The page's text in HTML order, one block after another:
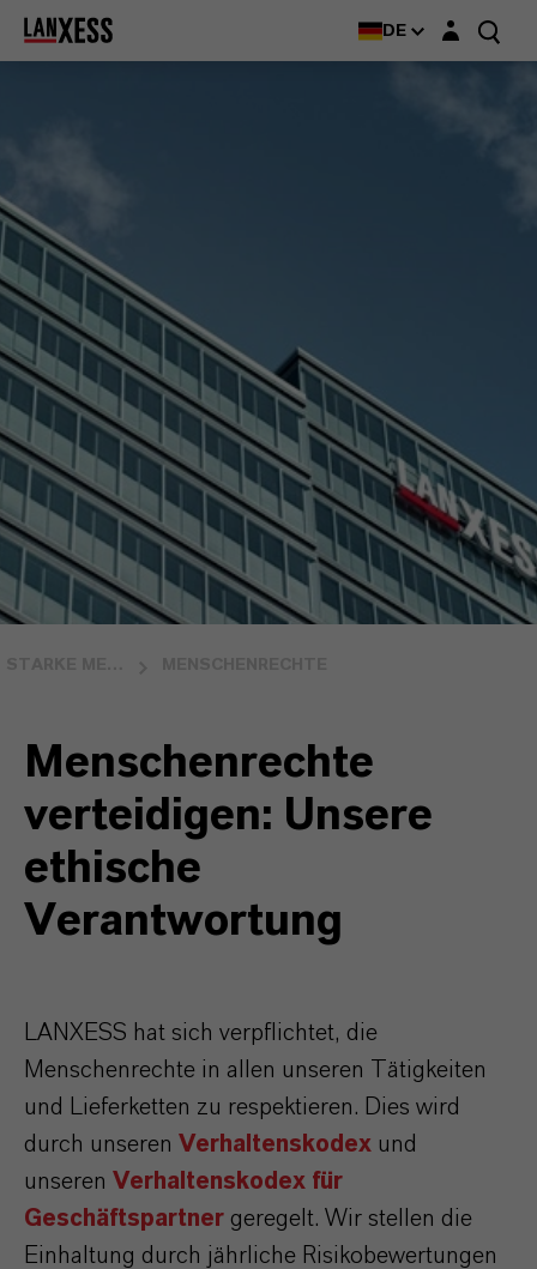
DE Login-Maske
Menschenrechte
verteidigen: Unsere
ethische
Verantwortung
LANXESS hat sich verpflichtet, die
Menschenrechte in allen unseren Tätigkeiten
und Lieferketten zu respektieren. Dies wird
durch unseren Verhaltenskodex und
unseren Verhaltenskodex für
Geschäftspartner geregelt. Wir stellen die
Einhaltung durch jährliche Risikobewertungen